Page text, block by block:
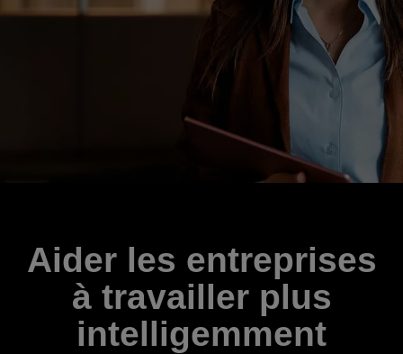
Aider les entreprises
à travailler plus
intelligemment